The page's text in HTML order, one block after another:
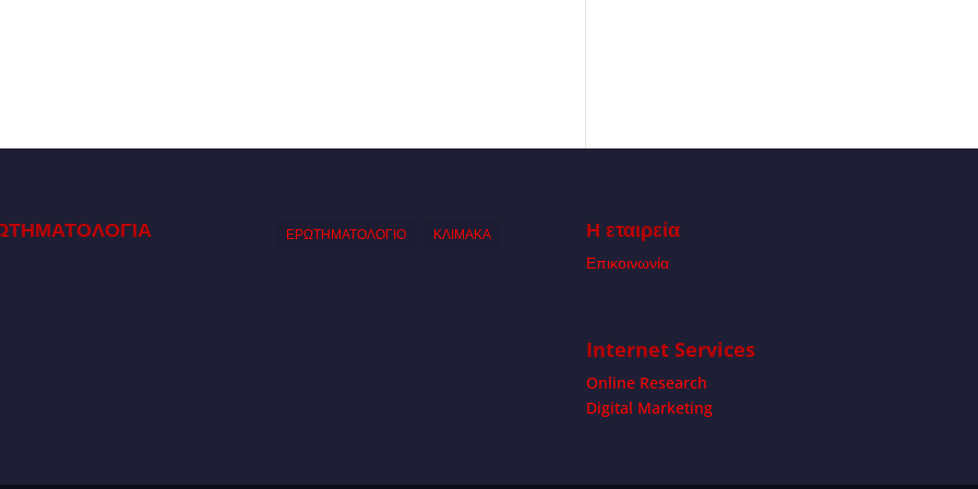
ΕΡΩΤΗΜΑΤΟΛΟΓΙΟ ΚΛΙΜΑΚΑ Η εταιρεία
Επικοινωνία
Internet Services
Online Research
Digital Marketing